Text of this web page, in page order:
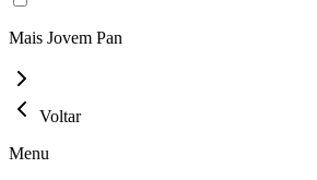
Mais Jovem Pan
Voltar
Menu